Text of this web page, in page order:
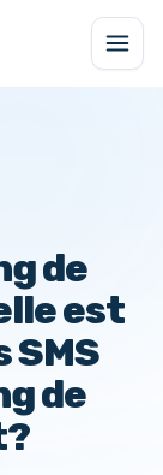
de
est
SMS
de